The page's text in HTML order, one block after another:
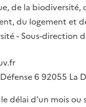
de la biodiversité,
du logement et
- Sous-direction
6 92055 La
délai d'un mois